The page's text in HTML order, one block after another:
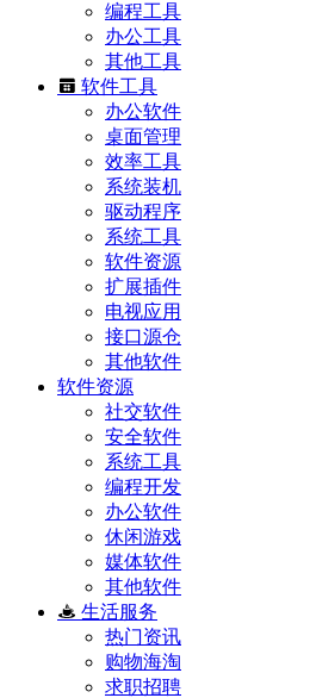
编程工具
办公工具
其他工具
软件工具
办公软件
桌面管理
效率工具
系统装机
驱动程序
系统工具
软件资源
扩展插件
电视应用
接口源仓
其他软件
软件资源
社交软件
安全软件
系统工具
编程开发
办公软件
休闲游戏
媒体软件
其他软件
生活服务
热门资讯
购物海淘
求职招聘